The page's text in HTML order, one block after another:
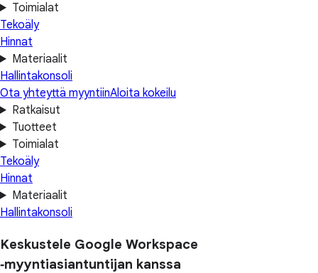
Toimialat
Tekoäly
Hinnat
Materiaalit
Hallintakonsoli
Ota yhteyttä myyntiinAloita kokeilu
Ratkaisut
Tuotteet
Toimialat
Tekoäly
Hinnat
Materiaalit
Hallintakonsoli
Keskustele Google Workspace
‑myyntiasiantuntijan kanssa